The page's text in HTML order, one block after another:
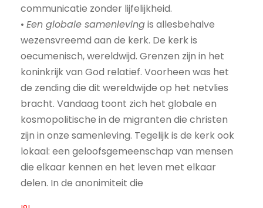
communicatie zonder lijfelijkheid.
• Een globale samenlevingis allesbehalve
wezensvreemd aan de kerk. De kerk is
oecumenisch, wereldwijd. Grenzen zijn in het
koninkrijk van God relatief. Voorheen was het
de zending die dit wereldwijde op het netvlies
bracht. Vandaag toont zich het globale en
kosmopolitische in de migranten die christen
zijn in onze samenleving. Tegelijk is de kerk ook
lokaal: een geloofsgemeenschap van mensen
die elkaar kennen en het leven met elkaar
delen. In de anonimiteit die